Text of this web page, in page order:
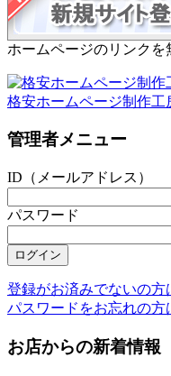
ホームページのリンクを
格安ホームページ制作工
管理者メニュー
ID（メールアドレス）
パスワード
登録がお済みでないの方
パスワードをお忘れの方
お店からの新着情報